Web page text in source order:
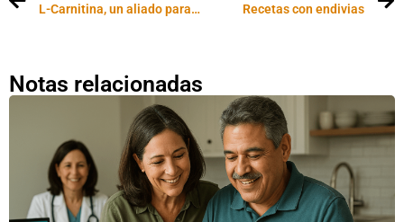
L-Carnitina, un aliado para adelgazar Recetas con endivias
Notas relacionadas